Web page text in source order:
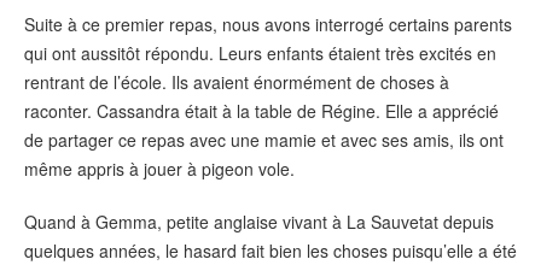
Suite à ce premier repas, nous avons interrogé certains parents
qui ont aussitôt répondu. Leurs enfants étaient très excités en
rentrant de l’école. Ils avaient énormément de choses à
raconter. Cassandra était à la table de Régine. Elle a apprécié
de partager ce repas avec une mamie et avec ses amis, ils ont
même appris à jouer à pigeon vole.
Quand à Gemma, petite anglaise vivant à La Sauvetat depuis
quelques années, le hasard fait bien les choses puisqu’elle a été